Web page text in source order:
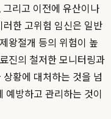
리고 이전에 유산이나
한 고위험 임신은 일반
왕절개 등의 위험이 높
진의 철저한 모니터링과
황에 대처하는 것을 넘
예방하고 관리하는 것이